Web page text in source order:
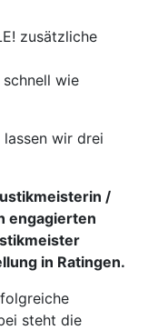
zusätzliche
wie
lassen wir drei
/
engagierten
in Ratingen.
steht die